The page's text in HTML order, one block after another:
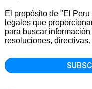
El propósito de "El
legales que
para buscar
resoluciones, directivas.